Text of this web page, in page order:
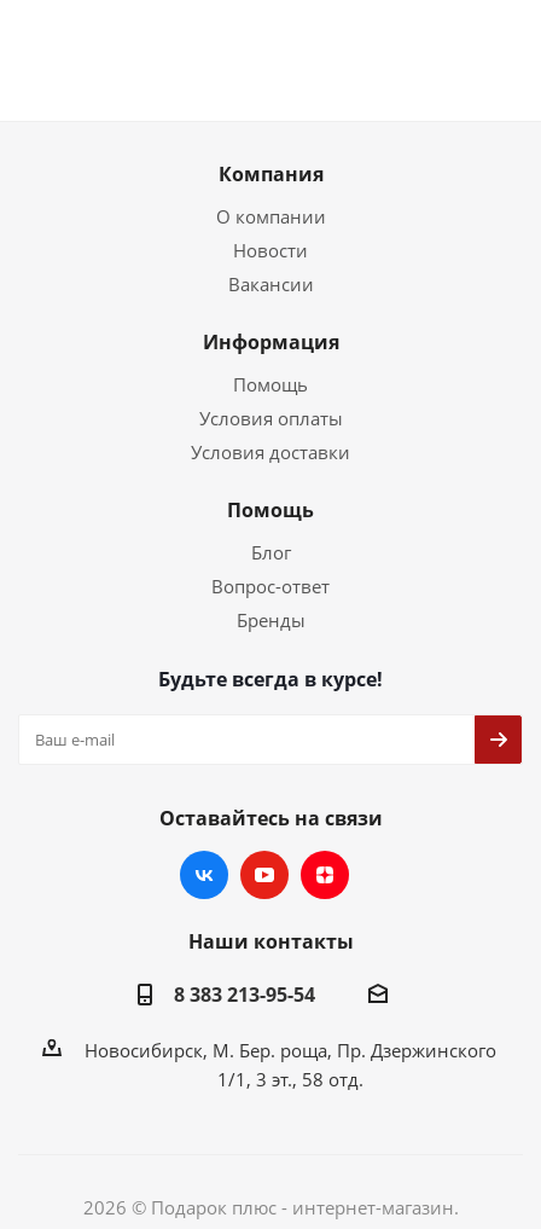
Компания
О компании
Новости
Вакансии
Информация
Помощь
Условия оплаты
Условия доставки
Помощь
Блог
Вопрос-ответ
Бренды
Будьте всегда в курсе!
Оставайтесь на связи
Наши контакты
8 383 213-95-54
Новосибирск, М. Бер. роща, Пр. Дзержинского
1/1, 3 эт., 58 отд.
2026 © Подарок плюс - интернет-магазин.